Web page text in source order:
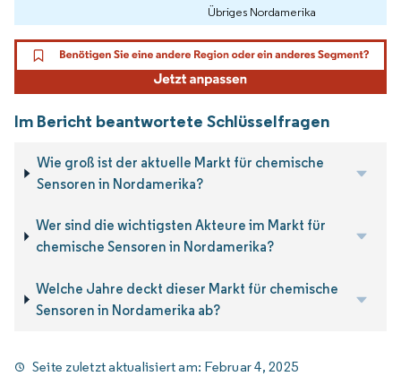
Übriges Nordamerika
Im Bericht beantwortete Schlüsselfragen
Wie groß ist der aktuelle Markt für chemische
Sensoren in Nordamerika?
Wer sind die wichtigsten Akteure im Markt für
chemische Sensoren in Nordamerika?
Welche Jahre deckt dieser Markt für chemische
Sensoren in Nordamerika ab?
Seite zuletzt aktualisiert am: Februar 4, 2025